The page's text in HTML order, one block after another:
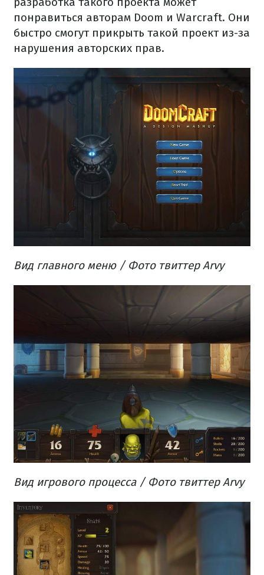
понравиться авторам Doom и Warcraft. Они
быстро смогут прикрыть такой проект из-за
нарушения авторских прав.
Вид главного меню / Фото твиттер Arvy
Вид игрового процесса / Фото твиттер Arvy